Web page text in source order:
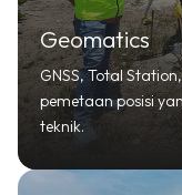
Geomatics
GNSS, Total
pemetaan posisi
teknik.